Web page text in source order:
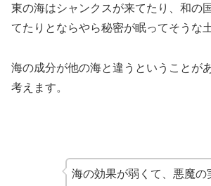
東の海はシャンクスが来てたり、和の
てたりとならやら秘密が眠ってそうな
海の成分が他の海と違うということが
考えます。
海の効果が弱くて、悪魔の